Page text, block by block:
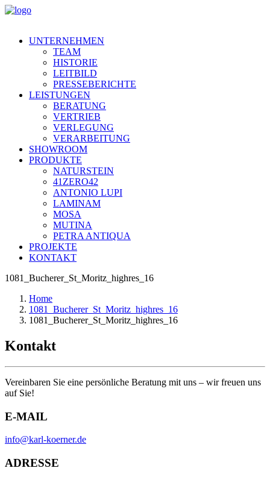
UNTERNEHMEN
TEAM
HISTORIE
LEITBILD
PRESSEBERICHTE
LEISTUNGEN
BERATUNG
VERTRIEB
VERLEGUNG
VERARBEITUNG
SHOWROOM
PRODUKTE
NATURSTEIN
41ZERO42
ANTONIO LUPI
LAMINAM
MOSA
MUTINA
PETRA ANTIQUA
PROJEKTE
KONTAKT
1081_Bucherer_St_Moritz_highres_16
Home
1081_Bucherer_St_Moritz_highres_16
1081_Bucherer_St_Moritz_highres_16
Kontakt
Vereinbaren Sie eine persönliche Beratung mit uns – wir freuen uns
auf Sie!
E-MAIL
info@karl-koerner.de
ADRESSE